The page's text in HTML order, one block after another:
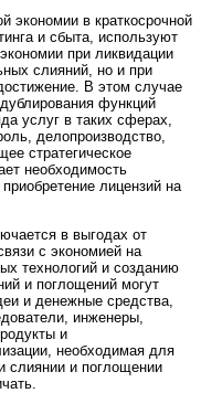
экономии в краткосрочной
и сбыта, используют
при ликвидации
слияний, но и при
В этом случае
функций
услуг в таких сферах,
делопроизводство,
стратегическое
необходимость
лицензий на
в выгодах от
с экономией на
технологий и созданию
и поглощений могут
и денежные средства,
инженеры,
и
необходимая для
слиянии и поглощении